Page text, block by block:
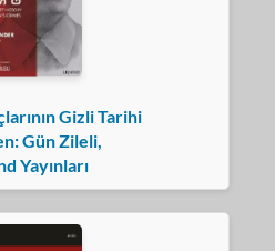
Gizli Tarihi
Gün Zileli,
Yayınları